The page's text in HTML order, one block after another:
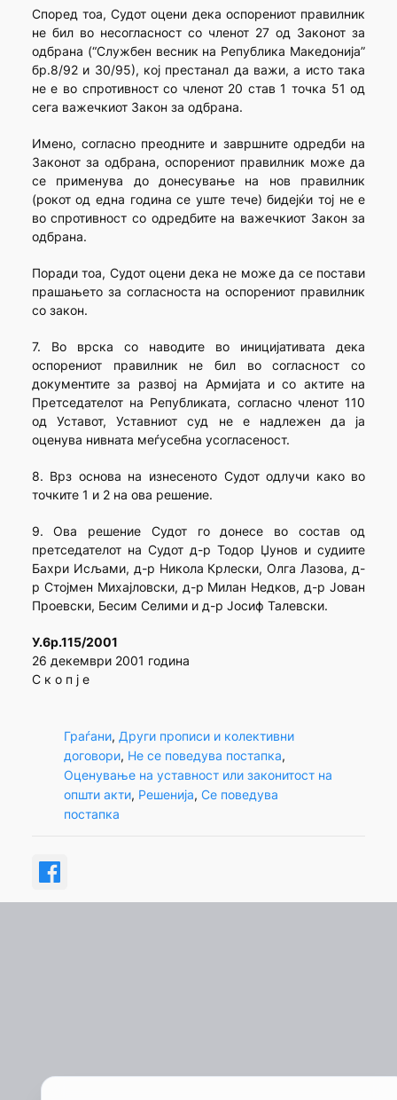
Според тоа, Судот оцени дека оспорениот правилник
не бил во несогласност со членот 27 од Законот за
одбрана (“Службен весник на Република Македонија”
бр.8/92 и 30/95), кој престанал да важи, а исто така
не е во спротивност со членот 20 став 1 точка 51 од
сега важечкиот Закон за одбрана.
Имено, согласно преодните и завршните одредби на
Законот за одбрана, оспорениот правилник може да
се применува до донесување на нов правилник
(рокот од една година се уште тече) бидејќи тој не е
во спротивност со одредбите на важечкиот Закон за
одбрана.
Поради тоа, Судот оцени дека не може да се постави
прашањето за согласноста на оспорениот правилник
со закон.
7. Во врска со наводите во иницијативата дека
оспорениот правилник не бил во согласност со
документите за развој на Армијата и со актите на
Претседателот на Републиката, согласно членот 110
од Уставот, Уставниот суд не е надлежен да ја
оценува нивната меѓусебна усогласеност.
8. Врз основа на изнесеното Судот одлучи како во
точките 1 и 2 на ова решение.
9. Ова решение Судот го донесе во состав од
претседателот на Судот д-р Тодор Џунов и судиите
Бахри Исљами, д-р Никола Крлески, Олга Лазова, д-
р Стојмен Михајловски, д-р Милан Недков, д-р Јован
Проевски, Бесим Селими и д-р Јосиф Талевски.
У.6р.115/2001
26 декември 2001 година
С к о п ј е
Граѓани, Други прописи и колективни
договори, Не се поведува постапка
Оценување на уставност или законитост на
општи акти, Решенија, Се поведува
постапка